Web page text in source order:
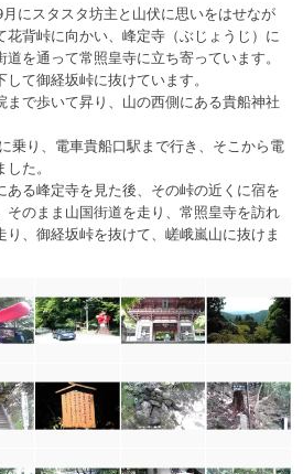
にスタスタ坊主と山伏に思いをはせなが
花背峠に向かい、峰定寺（ぶじょうじ）に
を通って常照皇寺に立ち寄っています。
て御経坂峠に抜けています。
まで歩いて昇り、山の西側にある貴船神社
乗り、電車貴船口駅まで行き、そこから電
た。
ある峰定寺を見た後、その峠の近くに宿を
そのまま山国街道を走り、常照皇寺を訪れ
り、御経坂峠を抜けて、嵯峨嵐山に抜けま